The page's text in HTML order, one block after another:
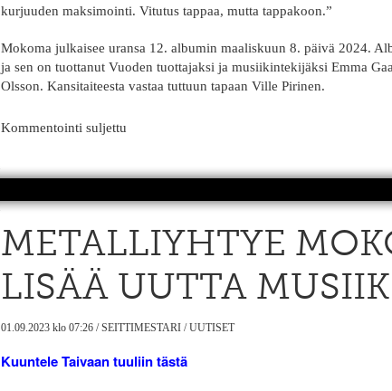
kurjuuden maksimointi. Vitutus tappaa, mutta tappakoon.”
Mokoma julkaisee uransa 12. albumin maaliskuun 8. päivä 2024.
ja sen on tuottanut Vuoden tuottajaksi ja musiikintekijäksi Emma
Olsson. Kansitaiteesta vastaa tuttuun tapaan Ville Pirinen.
Kommentointi suljettu
METALLIYHTYE
LISÄÄ UUTTA
01.09.2023 klo 07:26 /SEITTIMESTARI /UUTISET
Kuuntele Taivaan tuuliin tästä